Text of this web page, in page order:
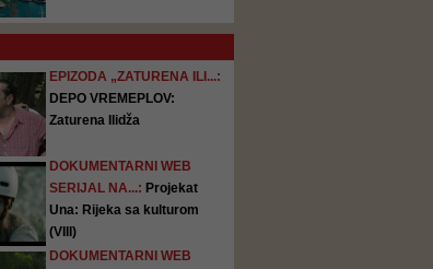
EPIZODA „ZATURENA ILI...:
DEPO VREMEPLOV:
Zaturena Ilidža
DOKUMENTARNI WEB
SERIJAL NA...: Projekat
Una: Rijeka sa kulturom
(VIII)
DOKUMENTARNI WEB